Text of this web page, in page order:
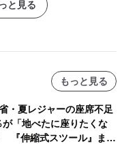
と見る
もっと見る
・夏レジャーの座席不足
「地べたに座りたくな
『伸縮式スツール』まと